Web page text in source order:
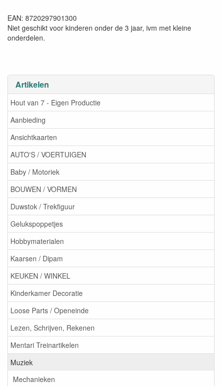
Artikelen
Hout van 7 - Eigen Productie
Aanbieding
Ansichtkaarten
AUTO'S / VOERTUIGEN
Baby / Motoriek
BOUWEN / VORMEN
Duwstok / Trekfiguur
Gelukspoppetjes
Hobbymaterialen
Kaarsen / Dipam
KEUKEN / WINKEL
Kinderkamer Decoratie
Loose Parts / Openeinde
Lezen, Schrijven, Rekenen
Mentari Treinartikelen
Muziek
Mechanieken
EAN: 8720297901300
Niet geschikt voor kinderen onder de 3 jaar, ivm met kleine
onderdelen.